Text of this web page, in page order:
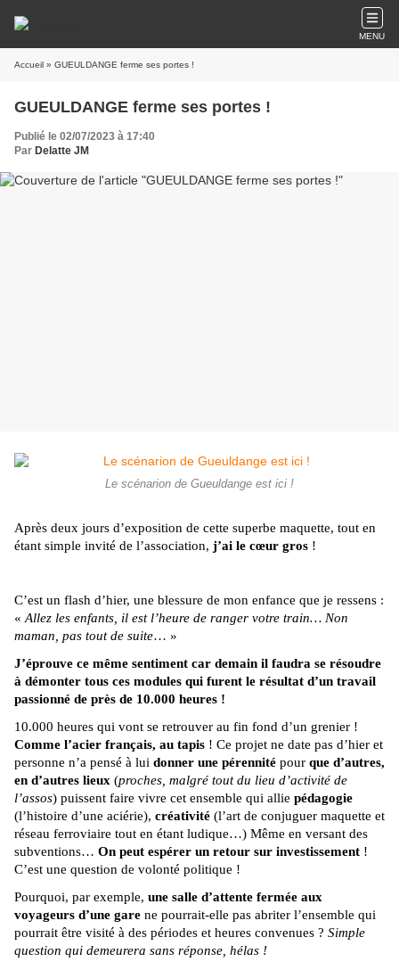
MENU
Accueil » GUEULDANGE ferme ses portes !
GUEULDANGE ferme ses portes !
Publié le 02/07/2023 à 17:40
Par Delatte JM
Le scénarion de Gueuldange est ici !
Après deux jours d’exposition de cette superbe maquette, tout en
étant simple invité de l’association, j’ai le cœur gros !
C’est un flash d’hier, une blessure de mon enfance que je ressens :
« Allez les enfants, il est l’heure de ranger votre train… Non
maman, pas tout de suite… »
J’éprouve ce même sentiment car demain il faudra se résoudre
à démonter tous ces modules qui furent le résultat d’un travail
passionné de près de 10.000 heures !
10.000 heures qui vont se retrouver au fin fond d’un grenier !
Comme l’acier français, au tapis ! Ce projet ne date pas d’hier et
personne n’a pensé à lui donner une pérennité pour que d’autres,
en d’autres lieux (proches, malgré tout du lieu d’activité de
l’assos) puissent faire vivre cet ensemble qui allie pédagogie
(l’histoire d’une aciérie), créativité (l’art de conjuguer maquette et
réseau ferroviaire tout en étant ludique…) Même en versant des
subventions… On peut espérer un retour sur investissement !
C’est une question de volonté politique !
Pourquoi, par exemple, une salle d’attente fermée aux
voyageurs d’une gare ne pourrait-elle pas abriter l’ensemble qui
pourrait être visité à des périodes et heures convenues ? Simple
question qui demeurera sans réponse, hélas !